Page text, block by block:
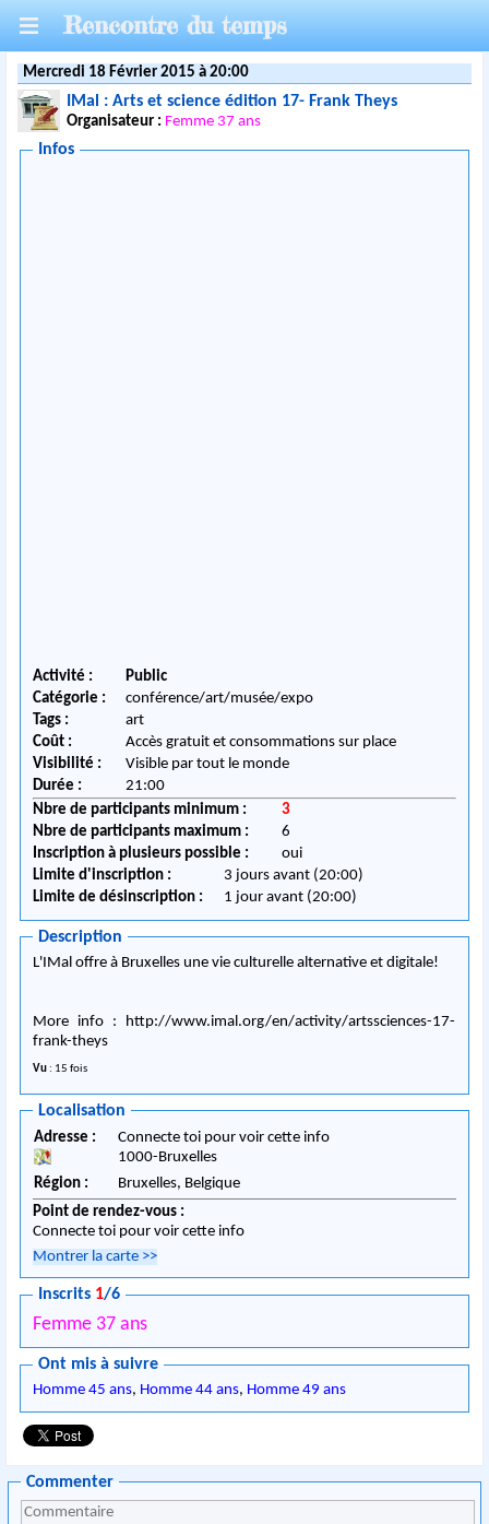
Rencontre du temps
Mercredi 18 Février 2015 à 20:00
IMal : Arts et science édition 17- Frank Theys
Organisateur : Femme 37 ans
Infos
Activité :
Public
Catégorie :
conférence/art/musée/expo
Tags :
art
Coût :
Accès gratuit et consommations sur place
Visibilité :
Visible par tout le monde
Durée :
21:00
Nbre de participants minimum :
3
Nbre de participants maximum :
6
Inscription à plusieurs possible :
oui
Limite d'inscription :
3 jours avant (20:00)
Limite de désinscription :
1 jour avant (20:00)
Description
L'IMal offre à Bruxelles une vie culturelle alternative et digitale!
More info : http://www.imal.org/en/activity/artssciences-17-
frank-theys
Vu : 15 fois
Localisation
Adresse :
Connecte toi pour voir cette info
1000-Bruxelles
Région :
Bruxelles, Belgique
Point de rendez-vous :
Connecte toi pour voir cette info
Montrer la carte >>
Inscrits 1/6
Femme 37 ans
Ont mis à suivre
Homme 45 ans, Homme 44 ans, Homme 49 ans
Commenter